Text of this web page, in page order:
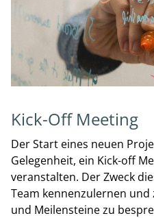
Kick-Off Meeting
Der Start eines neuen
Gelegenheit, ein Kick-off
veranstalten. Der Zweck
Team kennenzulernen
und Meilensteine zu